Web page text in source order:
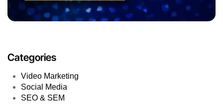
Categories
Video Marketing
Social Media
SEO & SEM